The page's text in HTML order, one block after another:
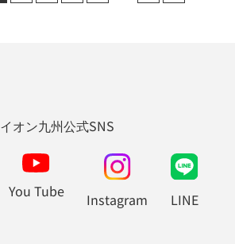
イオン九州公式SNS
You Tube Instagram LINE